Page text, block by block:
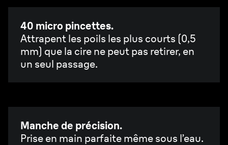
40 micro pincettes.
Attrapent les poils les plus courts (0,5
mm) que la cire ne peut pas retirer, en
un seul passage.
Manche de précision.
Prise en main parfaite même sous l’eau.